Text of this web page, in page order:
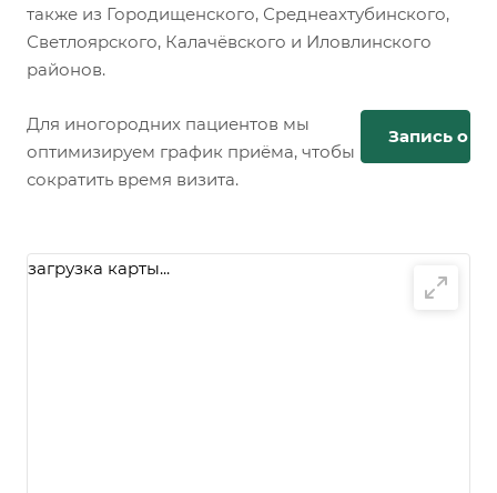
также из Городищенского, Среднеахтубинского,
Светлоярского, Калачёвского и Иловлинского
районов.
Для иногородних пациентов мы
оптимизируем график приёма, чтобы
сократить время визита.
Запись
загрузка карты...